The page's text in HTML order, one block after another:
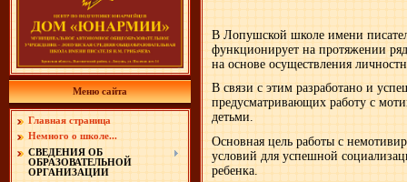
Меню сайта
Главная страница
Немного о школе...
СВЕДЕНИЯ ОБ
ОБРАЗОВАТЕЛЬНОЙ
ОРГАНИЗАЦИИ
В Лопушской школе имени
функционирует на протяжении
на основе осуществления
В связи с этим разработано и
предусматривающих работу с
детьми.
Основная цель работы с
условий для успешной
ребенка.